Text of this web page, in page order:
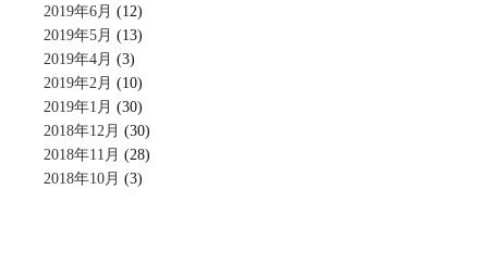
2019年6月 (12)
2019年5月 (13)
2019年4月 (3)
2019年2月 (10)
2019年1月 (30)
2018年12月 (30)
2018年11月 (28)
2018年10月 (3)